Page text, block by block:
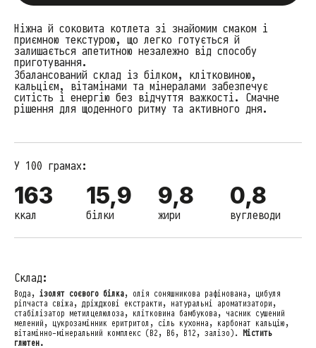
Ніжна й соковита котлета зі знайомим смаком і
приємною текстурою, що легко готується й
залишається апетитною незалежно від способу
приготування.
Збалансований склад із білком, клітковиною,
кальцієм, вітамінами та мінералами забезпечує
ситість і енергію без відчуття важкості. Смачне
рішення для щоденного ритму та активного дня.
У 100 грамах:
163
ккал
15,9
білки
9,8
жири
0,8
вуглеводи
Склад:
Вода, ізолят соєвого білка, олія соняшникова рафінована, цибуля
ріпчаста свіжа, дріжджові екстракти, натуральні ароматизатори,
стабілізатор метилцелюлоза, клітковина бамбукова, часник сушений
мелений, цукрозамінник еритритол, сіль кухонна, карбонат кальцію,
вітамінно-мінеральний комплекс (В2, В6, В12, залізо). Містить
глютен.